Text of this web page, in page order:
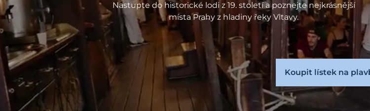
Nastupte do historické lodi z 19. století a poznejte nejkrásnější
místa Prahy z hladiny řeky Vltavy.
Koupit lístek na